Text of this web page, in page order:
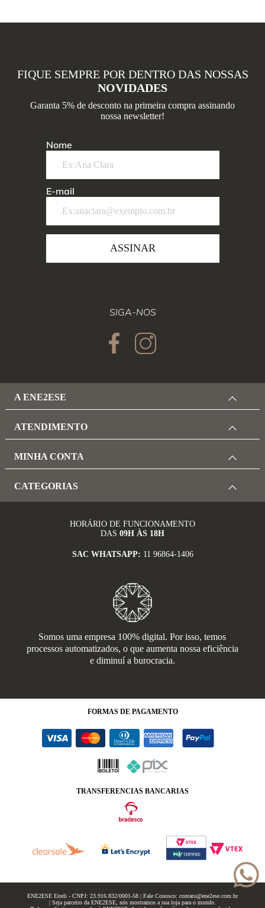
FIQUE SEMPRE POR DENTRO DAS NOSSAS
NOVIDADES
Garanta 5% de desconto na primeira compra assinando
nossa newsletter!
Nome
E-mail
ASSINAR
SIGA-NOS
A ENE2ESE
ATENDIMENTO
MINHA CONTA
CATEGORIAS
HORÁRIO DE FUNCIONAMENTO
DAS 09H ÀS 18H
SAC WHATSAPP: 11 96864-1406
Somos uma empresa 100% digital. Por isso, temos
processos automatizados, o que aumenta nossa eficiência
e diminuí a burocracia.
FORMAS DE PAGAMENTO
TRANSFERENCIAS BANCARIAS
ENE2ESE Eireli - CNPJ: 23.916.832/0001-58 | Fale Conosco: contato@ene2ese.com.br
| Seja parceiro da ENE2ESE, nós mostramos a sua loja para o mundo.